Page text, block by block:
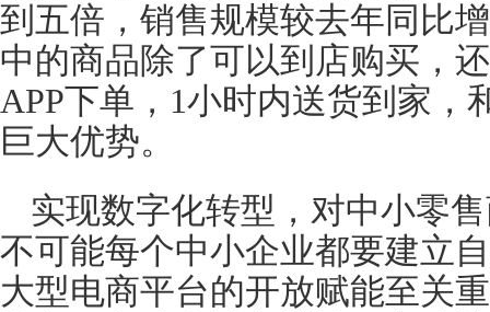
到五倍，销售规模较去年同比
中的商品除了可以到店购买，
APP下单，1小时内送货到家，
巨大优势。
实现数字化转型，对中小零
不可能每个中小企业都要建立
大型电商平台的开放赋能至关